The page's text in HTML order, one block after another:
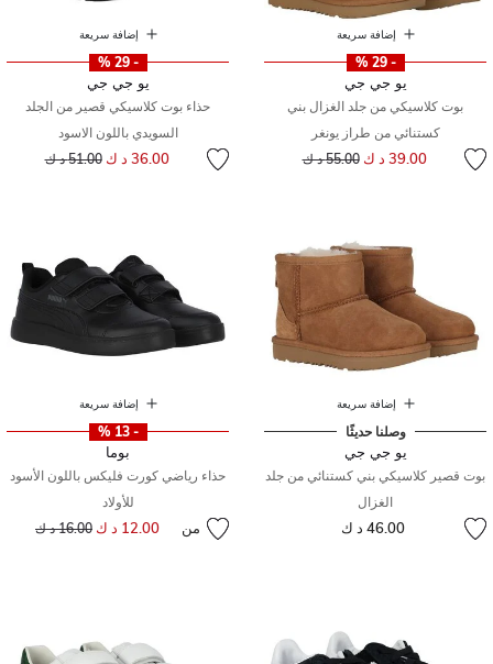
إضافة سريعة
- 29 %
يو جي جي
بوت كلاسيكي من جلد الغزال بني
كستنائي من طراز يونغر
39.00 د ك سعر مخفض من
55.00 د ك
إضافة سريعة
- 29 %
يو جي جي
حذاء بوت كلاسيكي قصير من الجلد
السويدي باللون الاسود
36.00 د ك سعر مخفض من
51.00 د ك إلى
إضافة سريعة
وصلنا حديثًا
يو جي جي
بوت قصير كلاسيكي بني كستنائي من جلد
الغزال
46.00 د ك
إضافة سريعة
- 13 %
بوما
حذاء رياضي كورت فليكس باللون الأسود
للأولاد
من 12.00 د ك سعر مخفض من
16.00 د ك إلى